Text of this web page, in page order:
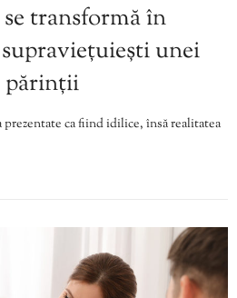
transformă în
unei
părinții
ca fiind idilice, însă realitatea